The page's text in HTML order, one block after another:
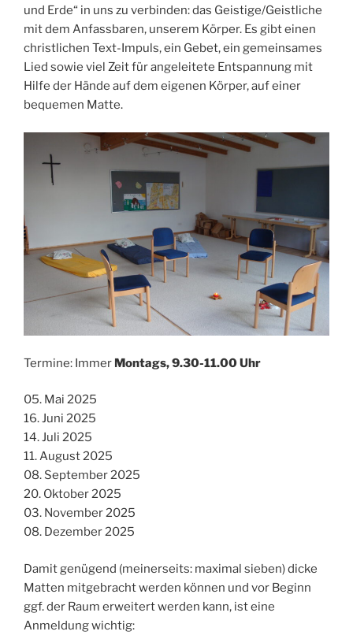
und Erde“ in uns zu verbinden: das Geistige/Geistliche
mit dem Anfassbaren, unserem Körper. Es gibt einen
christlichen Text-Impuls, ein Gebet, ein gemeinsames
Lied sowie viel Zeit für angeleitete Entspannung mit
Hilfe der Hände auf dem eigenen Körper, auf einer
bequemen Matte.
Termine: Immer Montags, 9.30-11.00 Uhr
05. Mai 2025
16. Juni 2025
14. Juli 2025
11. August 2025
08. September 2025
20. Oktober 2025
03. November 2025
08. Dezember 2025
Damit genügend (meinerseits: maximal sieben) dicke
Matten mitgebracht werden können und vor Beginn
ggf. der Raum erweitert werden kann, ist eine
Anmeldung wichtig: